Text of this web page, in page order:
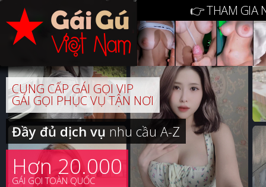
👉 THAM GIA
CUNG CẤP GÁI GỌI VIP
GÁI GỌI PHỤC VỤ TẬN NƠI
Đầy đủ dịch vụnhu cầu A-Z
Hơn 20.000
GÁI GỌI TOÀN QUỐC